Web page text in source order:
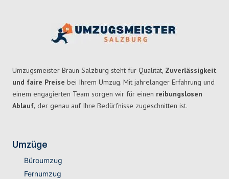
Umzugsmeister Braun Salzburg steht für Qualität, Zuverlässigkeit
und faire Preise bei Ihrem Umzug. Mit jahrelanger Erfahrung und
einem engagierten Team sorgen wir für einen reibungslosen
Ablauf, der genau auf Ihre Bedürfnisse zugeschnitten ist.
Umzüge
Büroumzug
Fernumzug